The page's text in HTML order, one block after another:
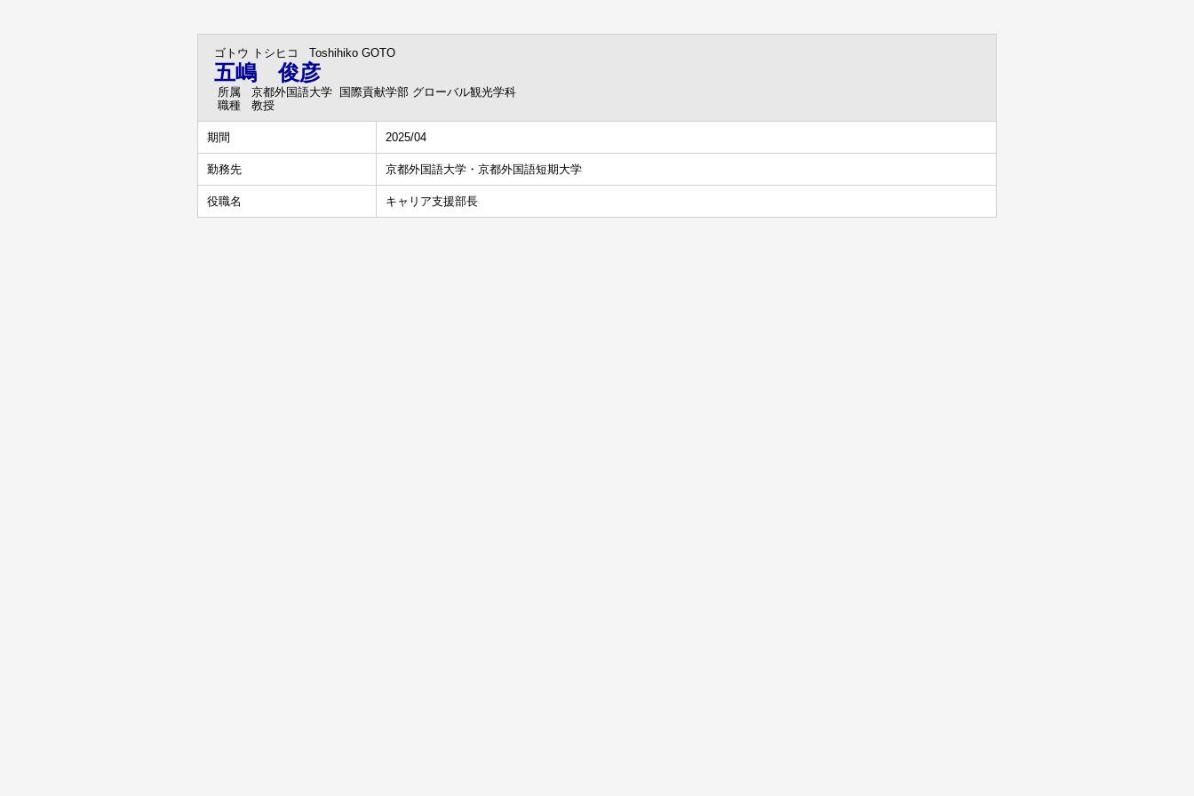
ゴトウ トシヒコ Toshihiko GOTO
五嶋 俊彦
所属
京都外国語大学 国際貢献学部 グローバル観光学科
職種
教授
期間 2025/04
勤務先 京都外国語大学・京都外国語短期大学
役職名 キャリア支援部長